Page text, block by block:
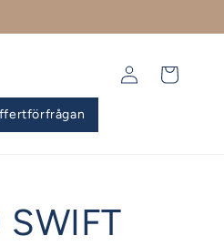
Logga
Varukorg
SWIFT